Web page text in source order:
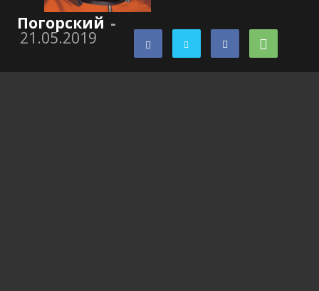
Погорский -
21.05.2019